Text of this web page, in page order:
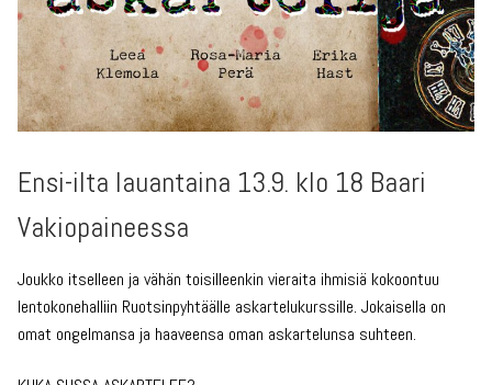
Ensi-ilta lauantaina 13.9. klo 18 Baari
Vakiopaineessa
Joukko itselleen ja vähän toisilleenkin vieraita ihmisiä kokoontuu
lentokonehalliin Ruotsinpyhtäälle askartelukurssille. Jokaisella on
omat ongelmansa ja haaveensa oman askartelunsa suhteen.